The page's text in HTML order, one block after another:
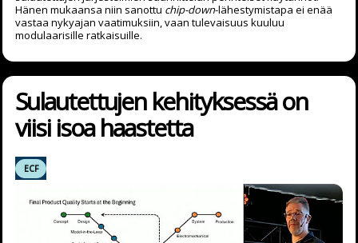
Hänen mukaansa niin sanottu chip-down-lähestymistapa ei enää
vastaa nykyajan vaatimuksiin, vaan tulevaisuus kuuluu
modulaarisille ratkaisuille.
Sulautettujen kehityksessä on
viisi isoa haastetta
ECF